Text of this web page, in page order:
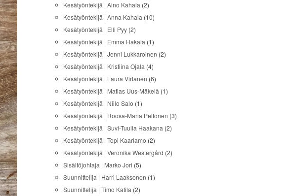
Kesätyöntekijä | Aino Kahala (2)
Kesätyöntekijä | Anna Kahala (10)
Kesätyöntekijä | Elli Pyy (2)
Kesätyöntekijä | Emma Hakala (1)
Kesätyöntekijä | Jenni Lukkaroinen (2)
Kesätyöntekijä | Kristiina Ojala (4)
Kesätyöntekijä | Laura Virtanen (6)
Kesätyöntekijä | Matias Uus-Mäkelä (1)
Kesätyöntekijä | Niilo Salo (1)
Kesätyöntekijä | Roosa-Maria Peltonen (3)
Kesätyöntekijä | Suvi-Tuulia Haakana (2)
Kesätyöntekijä | Topi Kaarlamo (2)
Kesätyöntekijä | Veronika Westergård (2)
Sisältöjohtaja | Marko Jori (5)
Suunnittelija | Harri Laaksonen (1)
Suunnittelija | Timo Katila (2)